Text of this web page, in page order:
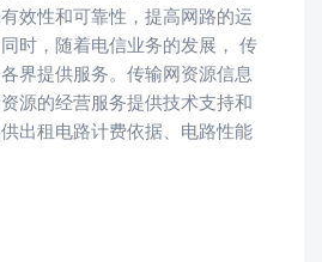
效性和可靠性，提高网路的运
时，随着电信业务的发展， 传
界提供服务。传输网资源信息
源的经营服务提供技术支持和
出租电路计费依据、电路性能